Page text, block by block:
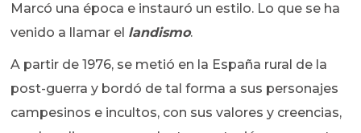
Marcó una época e instauró un estilo. Lo que se ha
venido a llamar el landismo.
A partir de 1976, se metió en la España rural de la
post-guerra y bordó de tal forma a sus personajes
campesinos e incultos, con sus valores y creencias,